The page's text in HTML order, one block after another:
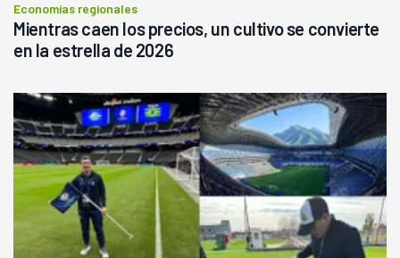
Economías regionales
Mientras caen los precios, un cultivo se convierte
en la estrella de 2026